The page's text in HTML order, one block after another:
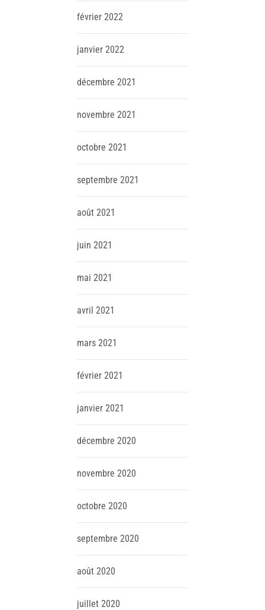
février 2022
janvier 2022
décembre 2021
novembre 2021
octobre 2021
septembre 2021
août 2021
juin 2021
mai 2021
avril 2021
mars 2021
février 2021
janvier 2021
décembre 2020
novembre 2020
octobre 2020
septembre 2020
août 2020
juillet 2020